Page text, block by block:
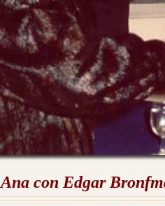
Ana con Edgar